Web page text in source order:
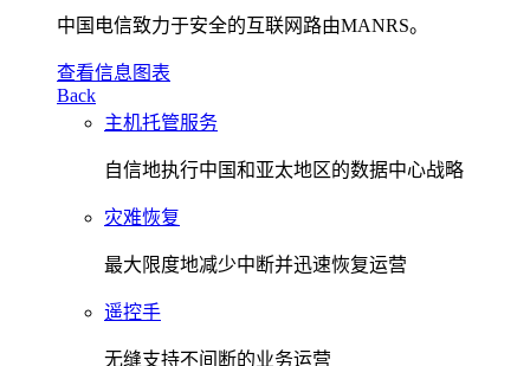
中国电信致力于安全的互联网路由MANRS。
查看信息图表
Back
主机托管服务
自信地执行中国和亚太地区的数据中心战略
灾难恢复
最大限度地减少中断并迅速恢复运营
遥控手
无缝支持不间断的业务运营